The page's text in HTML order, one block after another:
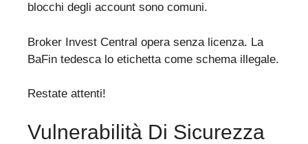
blocchi degli account sono comuni.
Broker Invest Central opera senza licenza. La
BaFin tedesca lo etichetta come schema illegale.
Restate attenti!
Vulnerabilità Di Sicurezza